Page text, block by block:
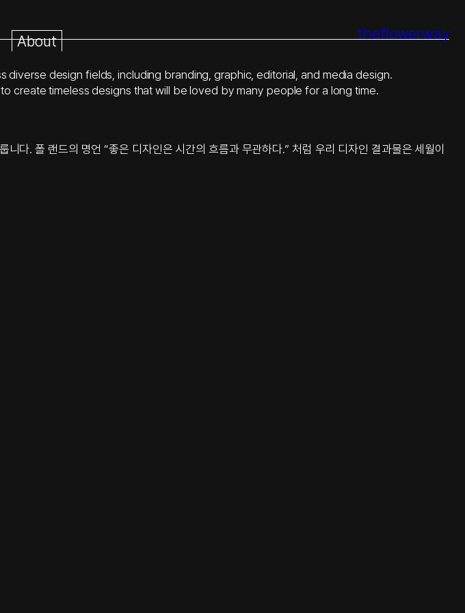
About
theflowerway
design fields, including branding, graphic, editorial, and media design.
create timeless designs that will be loved by many people for a long time.
다. 폴 랜드의 명언 “좋은 디자인은 시간의 흐름과 무관하다.” 처럼 우리 디자인 결과물은 세월이